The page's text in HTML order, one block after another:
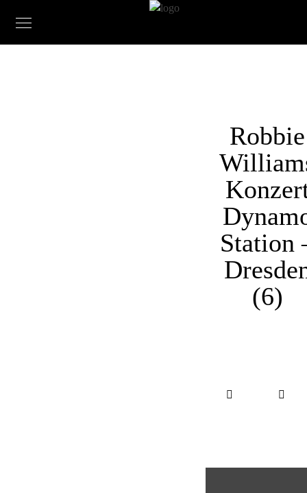
Robbie
Station
(6)